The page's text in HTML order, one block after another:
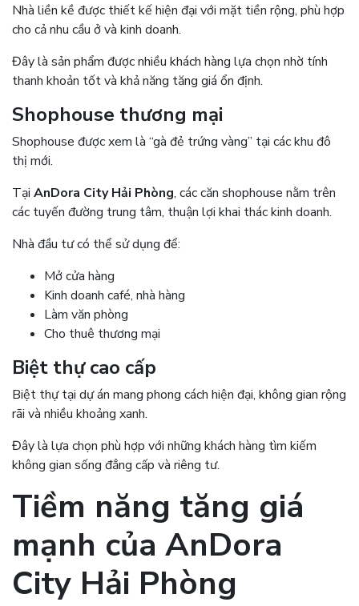
Nhà liền kề được thiết kế hiện đại với mặt tiền rộng, phù hợp
cho cả nhu cầu ở và kinh doanh.
Đây là sản phẩm được nhiều khách hàng lựa chọn nhờ tính
thanh khoản tốt và khả năng tăng giá ổn định.
Shophouse thương mại
Shophouse được xem là “gà đẻ trứng vàng” tại các khu đô
thị mới.
Tại AnDora City Hải Phòng, các căn shophouse nằm trên
các tuyến đường trung tâm, thuận lợi khai thác kinh doanh.
Nhà đầu tư có thể sử dụng để:
Mở cửa hàng
Kinh doanh café, nhà hàng
Làm văn phòng
Cho thuê thương mại
Biệt thự cao cấp
Biệt thự tại dự án mang phong cách hiện đại, không gian rộng
rãi và nhiều khoảng xanh.
Đây là lựa chọn phù hợp với những khách hàng tìm kiếm
không gian sống đẳng cấp và riêng tư.
Tiềm năng tăng giá
mạnh của AnDora
City Hải Phòng